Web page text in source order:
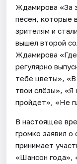
Ждамирова «За
песен, которые
зрителям и
вышел второй
Ждамирова
регулярно
тебе цветы»,
твои слёзы», «Я
пройдет», «Не
В настоящее
громко заявил о
принимает
«Шансон года»,